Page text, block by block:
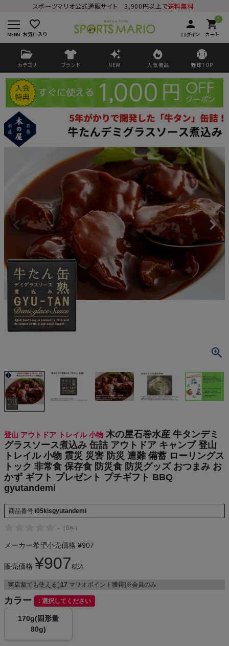
スポーツマリオ公式通販サイト 3,900円以上で送料無料
favorite_border
お気に入り
person
ログイン
0
shopping_cart
カート
カテゴリ ブランド NEW 人気商品 野球TOP
ログイン 会員登録
ようこそ ゲスト 様
商品が見つからない方はこちら
On
CHUMS
もっと見る
レディースカジュアルウェア
メンズスポーツウェア
スポーツシューズ
登山 アウトドア トレイル 小物 木の屋石巻水産 牛タンデミ
グラスソース煮込み 缶詰 アウトドア キャンプ 登山
トレイル 小物 震災 災害 防災 遭難 備蓄 ローリングス
トック 非常食 保存食 防災食 防災グッズ おつまみ お
かず ギフト プレゼント プチギフト BBQ
gyutandemi
商品番号 i05kisgyutandemi
- （0件 ）
メーカー希望小売価格 ¥907
販売価格 ¥907税込
実店舗でも使える[ 17 マリオポイント獲得]※会員のみ
カラー 選択してください
170g(固形量
80g)